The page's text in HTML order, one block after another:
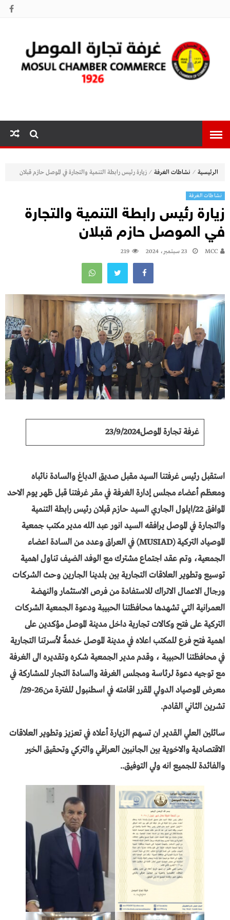
الموصل
الرئيسية ⁄ نشاطات الغرفة ⁄ زيارة رئيس رابطة التنمية والتجارة في الموصل حازم قبلان
نشاطات الغرفة
زيارة رئيس رابطة التنمية والتجارة
في الموصل حازم قبلان
MCC 23 سبتمبر، 2024 219
غرفة تجارة الموصل23/9/2024
استقبل رئيس غرفتنا السيد مقبل صديق الدباغ والسادة نائباه
ومعظم أعضاء مجلس إدارة الغرفة في مقر غرفتنا قبل ظهر يوم الاحد
الموافق 22/ايلول الجاري السيد حازم قبلان رئيس رابطة التنمية
والتجارة في الموصل يرافقه السيد انور عبد الله مدير مكتب جمعية
الموصياد التركية (MUSIAD) في العراق وعدد من السادة اعضاء
الجمعية، وتم عقد اجتماع مشترك مع الوفد الضيف تناول اهمية
توسيع وتطوير العلاقات التجارية بين بلدينا الجارين وحث الشركات
ورجال الاعمال الاتراك للاستفادة من فرص الاستثمار والنهضة
العمرانية التي تشهدها محافظتنا الحبيبة ودعوة الجمعية الشركات
التركية على فتح وكالات تجارية داخل مدينة الموصل مؤكدين على
اهمية فتح فرع للمكتب اعلاه في مدينة الموصل خدمةً لأسرتنا التجارية
في محافظتنا الحبيبة ، وقدم مدير الجمعية شكره وتقديره الى الغرفة
مع توجيه دعوة لرئاسة ومجلس الغرفة والسادة التجار للمشاركة في
معرض الموصياد الدولي المقرر اقامته في اسطنبول للفترة من26-29/
تشرين الثاني القادم.
سائلين العلي القدير ان تسهم الزيارة أعلاه في تعزيز وتطوير العلاقات
الاقتصادية والاخوية بين الجانبين العراقي والتركي وتحقيق الخير
والفائدة للجميع انه ولي التوفيق..